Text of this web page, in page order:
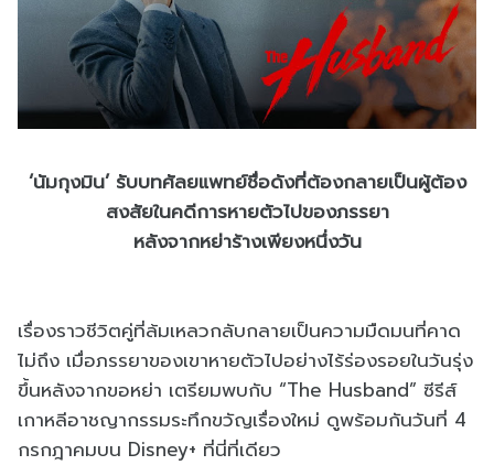
‘นัมกุงมิน’ รับบทศัลยแพทย์ชื่อดังที่ต้องกลายเป็นผู้ต้อง
สงสัยในคดีการหายตัวไปของภรรยา
หลังจากหย่าร้างเพียงหนึ่งวัน
เรื่องราวชีวิตคู่ที่ล้มเหลวกลับกลายเป็นความมืดมนที่คาด
ไม่ถึง เมื่อภรรยาของเขาหายตัวไปอย่างไร้ร่องรอยในวันรุ่ง
ขึ้นหลังจากขอหย่า เตรียมพบกับ “The Husband” ซีรีส์
เกาหลีอาชญากรรมระทึกขวัญเรื่องใหม่ ดูพร้อมกันวันที่ 4
กรกฎาคมบน Disney+ ที่นี่ที่เดียว